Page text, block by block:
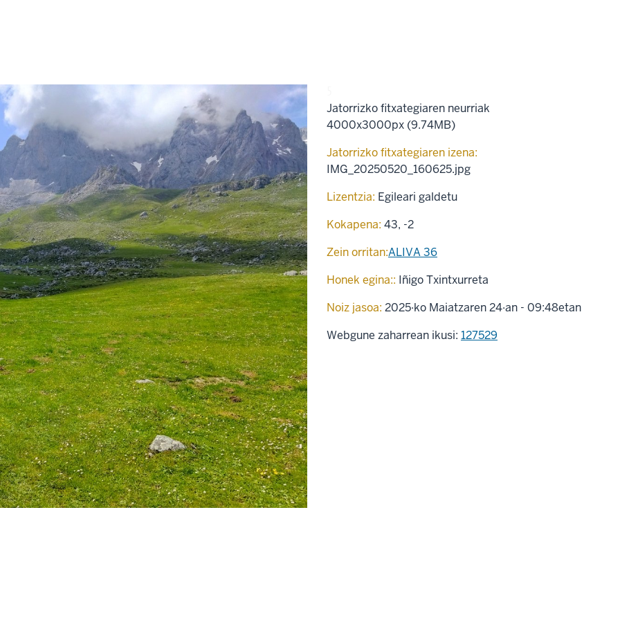
Jatorrizko fitxategiaren neurriak
4000x3000px (9.74MB)
Jatorrizko fitxategiaren izena:
IMG_20250520_160625.jpg
Lizentzia: Egileari galdetu
Kokapena: 43, -2
Zein orritan:ALIVA 36
Honek egina:: Iñigo Txintxurreta
Noiz jasoa: 2025·ko Maiatzaren 24·an - 09:48etan
Webgune zaharrean ikusi: 127529